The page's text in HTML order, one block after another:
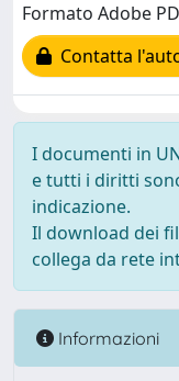
Formato Adobe
Contatta
I documenti in
e tutti i diritti
indicazione.
Il download dei
collega da rete
Informazioni